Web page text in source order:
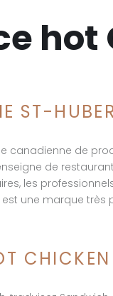
ST-
canadienne de
de
les
une marque